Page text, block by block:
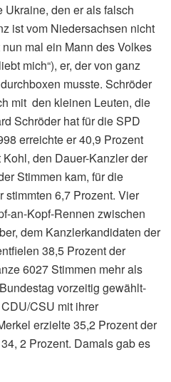
den er als falsch
ist vom Niedersachsen nicht
mal ein Mann des Volkes
mich“), er, der von ganz
musste. Schröder
mit den kleinen Leuten, die
Schröder hat für die SPD
erreichte er 40,9 Prozent
den Dauer-Kanzler der
Stimmen kam, für die
stimmten 6,7 Prozent. Vier
an-Kopf-Rennen zwischen
dem Kanzlerkandidaten der
38,5 Prozent der
6027 Stimmen mehr als
vorzeitig gewählt-
CSU mit ihrer
erzielte 35,2 Prozent der
2 Prozent. Damals gab es